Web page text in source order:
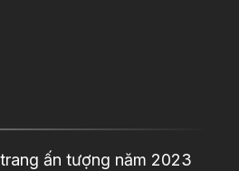
ấn tượng năm 2023